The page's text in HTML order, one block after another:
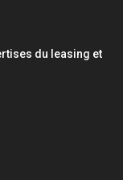
du leasing et